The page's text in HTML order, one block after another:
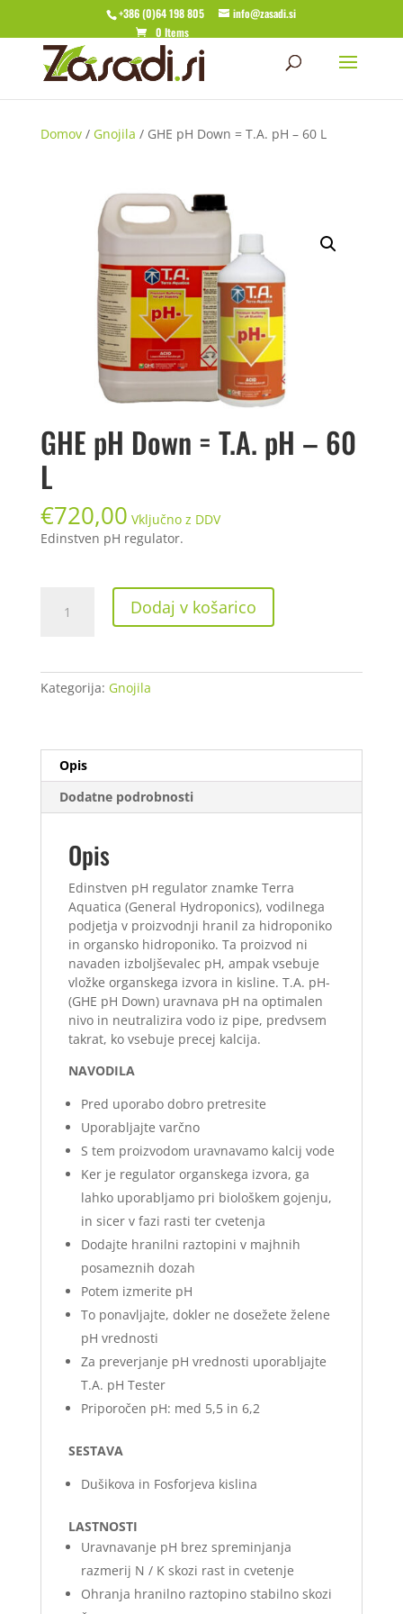
+386 (0)64 198 805
info@zasadi.si
0 Items
Domov/ Gnojila / GHE pH Down = T.A. pH – 60 L
GHE pH Down = T.A. pH – 60
L
€720,00 Vključno z DDV
Edinstven pH regulator.
T.A.
pH
L
količina
Dodaj v košarico
Kategorija: Gnojila
Opis
Dodatne podrobnosti
Opis
Edinstven pH regulator znamke Terra
Aquatica (General Hydroponics), vodilnega
podjetja v proizvodnji hranil za hidroponiko
in organsko hidroponiko. Ta proizvod ni
navaden izboljševalec pH, ampak vsebuje
vložke organskega izvora in kisline. T.A. pH-
(GHE pH Down) uravnava pH na optimalen
nivo in neutralizira vodo iz pipe, predvsem
takrat, ko vsebuje precej kalcija.
NAVODILA
Pred uporabo dobro pretresite
Uporabljajte varčno
S tem proizvodom uravnavamo kalcij vode
Ker je regulator organskega izvora, ga
lahko uporabljamo pri biološkem gojenju,
in sicer v fazi rasti ter cvetenja
Dodajte hranilni raztopini v majhnih
posameznih dozah
Potem izmerite pH
To ponavljajte, dokler ne dosežete želene
pH vrednosti
Za preverjanje pH vrednosti uporabljajte
T.A. pH Tester
Priporočen pH: med 5,5 in 6,2
SESTAVA
Dušikova in Fosforjeva kislina
LASTNOSTI
Uravnavanje pH brez spreminjanja
razmerij N / K skozi rast in cvetenje
Ohranja hranilno raztopino stabilno skozi